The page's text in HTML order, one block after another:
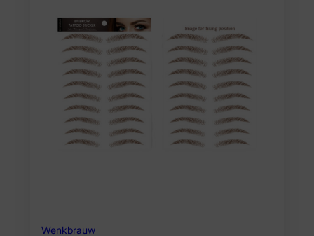
Wenkbrauw